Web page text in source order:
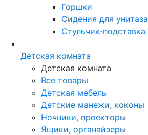
Горшки
Сидения для унитаза
Стульчик-подставка
Детская комната
Детская комната
Все товары
Детская мебель
Детские манежи, коконы
Ночники, проекторы
Ящики, органайзеры